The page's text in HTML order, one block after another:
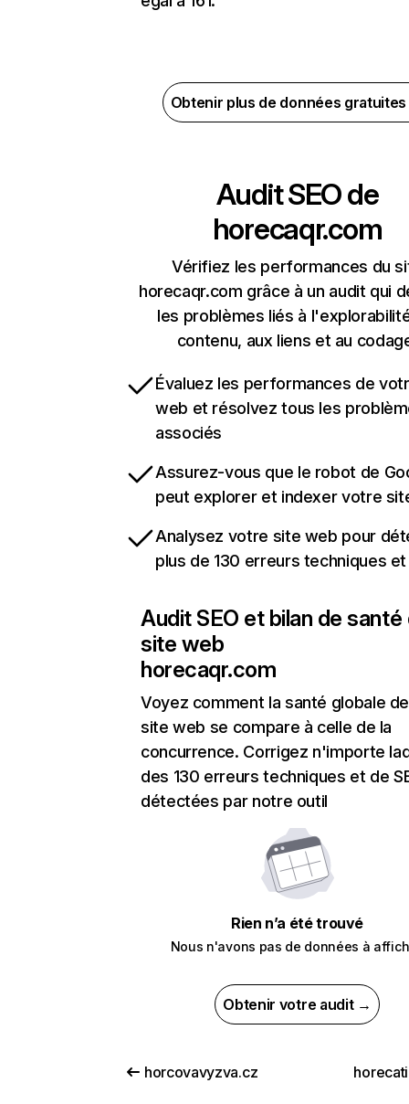
Obtenir plus de données
Audit SEO de
horecaqr.com
Vérifiez les performances du
horecaqr.com grâce à un audit qui
les problèmes liés à
contenu, aux liens et au
Évaluez les performances de
web et résolvez tous les
associés
Assurez-vous que le robot de
peut explorer et indexer votre
Analysez votre site web pour
plus de 130 erreurs techniques et
Audit SEO et bilan de santé
site web
horecaqr.com
Voyez comment la santé globale
site web se compare à celle de la
concurrence. Corrigez n'importe
des 130 erreurs techniques et de
détectées par notre outil
Rien n’a été trouvé
Nous n'avons pas de données à
Obtenir votre audit →
horcovavyzva.cz